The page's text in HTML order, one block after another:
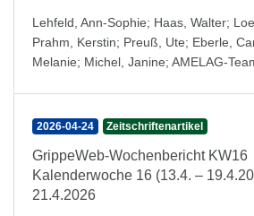
Lehfeld, Ann-Sophie; Haas, Walter;
Prahm, Kerstin; Preuß, Ute; Eberle,
Melanie; Michel, Janine; AMELAG-
2026-04-24 Zeitschriftenartikel
GrippeWeb-Wochenbericht KW16
Kalenderwoche 16 (13.4. –
21.4.2026